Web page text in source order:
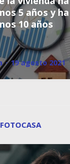
5 años y
10 años
· 19 agosto 2021